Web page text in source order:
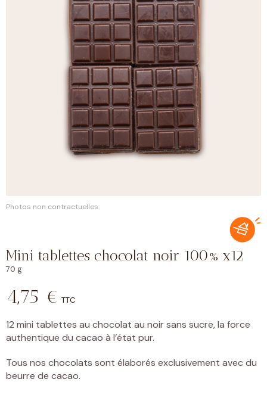
Photos non contractuelles.
Mini tablettes chocolat noir 100% x12
70 g
4,75 € TTC
12 mini tablettes au chocolat au noir sans sucre, la force
authentique du cacao à l’état pur.
Tous nos chocolats sont élaborés exclusivement avec du
beurre de cacao.